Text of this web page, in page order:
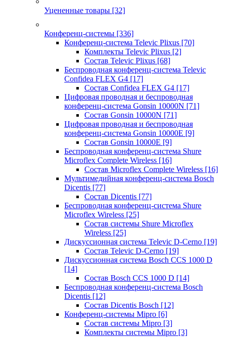
Уцененные товары [32]
Конференц-системы [336]
Конференц-система Televic Plixus [70]
Комплекты Televic Plixus [2]
Состав Televic Plixus [68]
Беспроводная конференц-система Televic
Confidea FLEX G4 [17]
Состав Confidea FLEX G4 [17]
Цифровая проводная и беспроводная
конференц-система Gonsin 10000N [71]
Состав Gonsin 10000N [71]
Цифровая проводная и беспроводная
конференц-система Gonsin 10000E [9]
Состав Gonsin 10000E [9]
Беспроводная конференц-система Shure
Microflex Complete Wireless [16]
Состав Microflex Complete Wireless [16]
Мультимедийная конференц-система Bosch
Dicentis [77]
Состав Dicentis [77]
Беспроводная конференц-система Shure
Microflex Wireless [25]
Состав системы Shure Microflex
Wireless [25]
Дискуссионная система Televic D-Cerno [19]
Состав Televic D-Cerno [19]
Дискуссионная система Bosch CCS 1000 D
[14]
Состав Bosch CCS 1000 D [14]
Беспроводная конференц-система Bosch
Dicentis [12]
Состав Dicentis Bosch [12]
Конференц-системы Mipro [6]
Состав системы Mipro [3]
Комплекты системы Mipro [3]